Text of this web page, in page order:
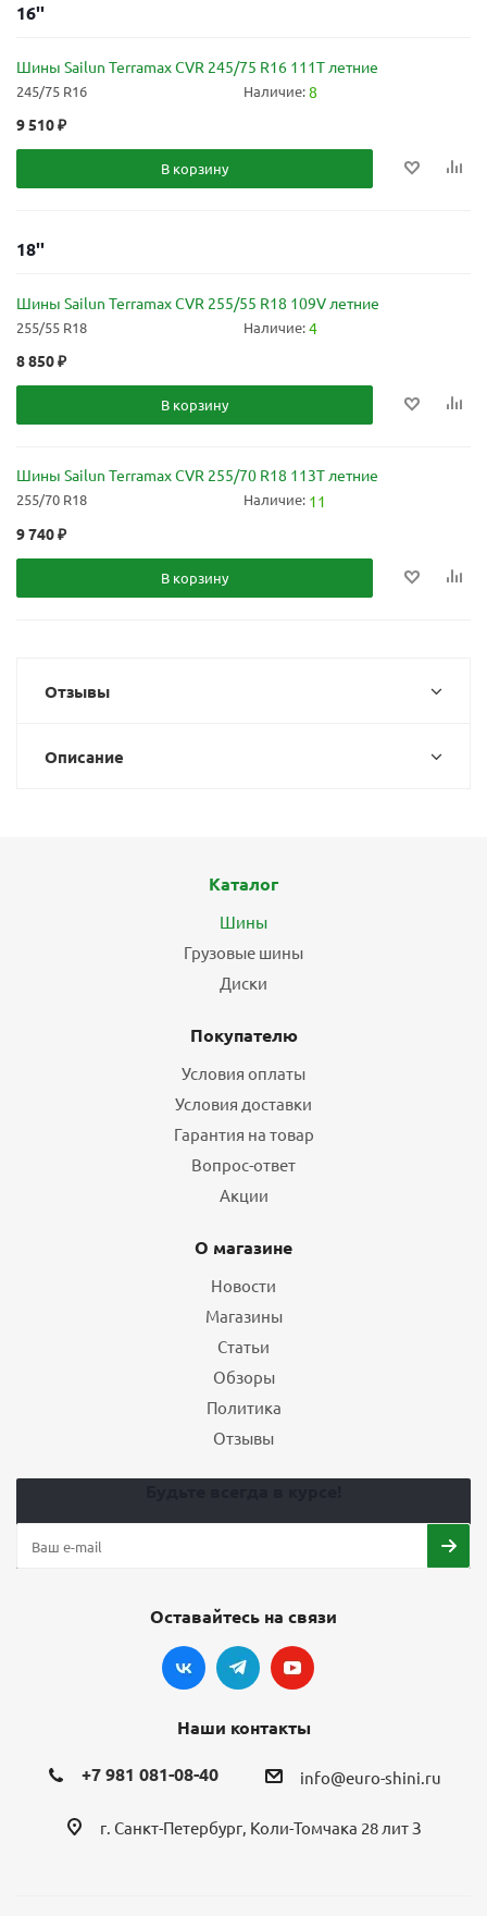
16''
Шины Sailun Terramax CVR 245/75 R16 111T летние
245/75 R16 Наличие:8
9 510₽
В корзину
18''
Шины Sailun Terramax CVR 255/55 R18 109V летние
255/55 R18 Наличие:4
8 850₽
В корзину
Шины Sailun Terramax CVR 255/70 R18 113T летние
255/70 R18 Наличие: 11
9 740₽
В корзину
Отзывы
Описание
Каталог
Шины
Грузовые шины
Диски
Покупателю
Условия оплаты
Условия доставки
Гарантия на товар
Вопрос-ответ
Акции
О магазине
Новости
Магазины
Статьи
Обзоры
Политика
Отзывы
Оставайтесь на связи
Наши контакты
+7 981 081-08-40 info@euro-shini.ru
г. Санкт-Петербург, Коли-Томчака 28 лит З